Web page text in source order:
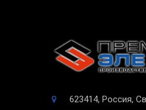
623414, Россия,